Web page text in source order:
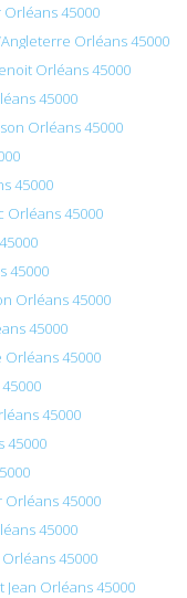
45000
Orléans 45000
Orléans 45000
45000
Orléans 45000
45000
Orléans 45000
45000
Orléans 45000
45000
45000
45000
45000
45000
45000
45000
Orléans 45000